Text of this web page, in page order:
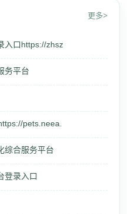
更多>
入口https://zhsz
务平台
pets.neea.
综合服务平台
登录入口